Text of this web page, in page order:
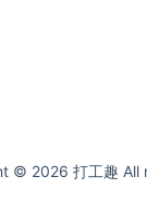
© 2026 打工趣 All